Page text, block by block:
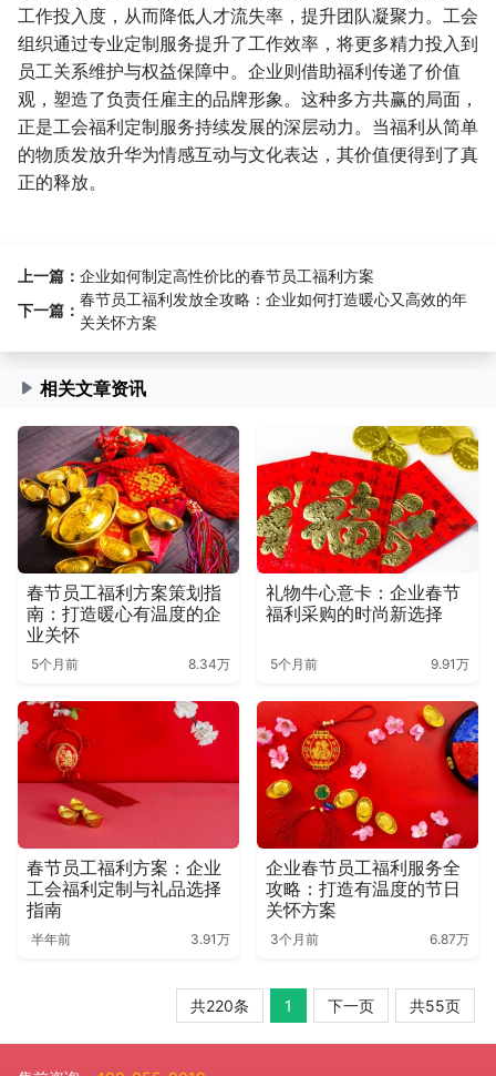
工作投入度，从而降低人才流失率，提升团队凝聚力。工会
组织通过专业定制服务提升了工作效率，将更多精力投入到
员工关系维护与权益保障中。企业则借助福利传递了价值
观，塑造了负责任雇主的品牌形象。这种多方共赢的局面，
正是工会福利定制服务持续发展的深层动力。当福利从简单
的物质发放升华为情感互动与文化表达，其价值便得到了真
正的释放。
上一篇： 企业如何制定高性价比的春节员工福利方案
下一篇：
春节员工福利发放全攻略：企业如何打造暖心又高效的年
关关怀方案
相关文章资讯
春节员工福利方案策划指
南：打造暖心有温度的企
业关怀
5个月前 8.34万
礼物牛心意卡：企业春节
福利采购的时尚新选择
5个月前 9.91万
春节员工福利方案：企业
工会福利定制与礼品选择
指南
半年前 3.91万
企业春节员工福利服务全
攻略：打造有温度的节日
关怀方案
3个月前 6.87万
共220条 1 下一页 共55页